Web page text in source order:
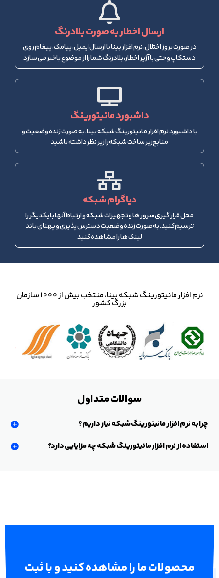
ارسال اخطار به صورت بلادرنگ
در صورت بروز اختلال، نرم افزار بینا با ارسال ایمیل، پیامک، پیغام روی
دستکاپ و حتی با آژیر اخطار، بلادرنگ شما را از موضوع باخبر می سازد
داشبورد مانیتورینگ
با داشبورد نرم افزار مانیتورینگ شبکه بینا، به صورت زنده وضعیت و
منابع زیر ساخت شبکه را زیر نظر داشته باشید
دیاگرام شبکه
محل قرار گیری سرور ها و تجهیزات شبکه و ارتباط آنها با یکدیگر را
ترسیم کنید. به صورت زنده وضعیت دسترس پذیری و پهنای باند
لینک ها را مشاهده کنید
نرم افزار مانیتورینگ شبکه بینا، منتخب بیش از 1000 سازمان
بزرگ کشور
سوالات متداول
چرا به نرم افزار مانیتورینگ شبکه نیاز داریم؟
استفاده از نرم افزار مانیتورینگ شبکه چه مزایایی دارد؟
محصولات ما را مشاهده کنید و با ثبت